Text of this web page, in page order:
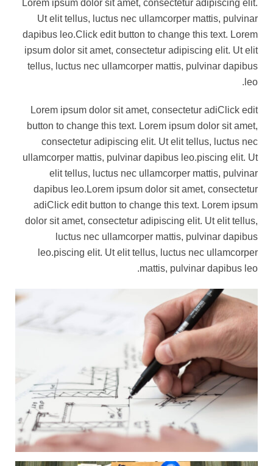
Lorem ipsum dolor sit amet, consectetur adipiscing elit.
Ut elit tellus, luctus nec ullamcorper mattis, pulvinar
dapibus leo.Click edit button to change this text. Lorem
ipsum dolor sit amet, consectetur adipiscing elit. Ut elit
tellus, luctus nec ullamcorper mattis, pulvinar dapibus
leo.
Lorem ipsum dolor sit amet, consectetur adiClick edit
button to change this text. Lorem ipsum dolor sit amet,
consectetur adipiscing elit. Ut elit tellus, luctus nec
ullamcorper mattis, pulvinar dapibus leo.piscing elit. Ut
elit tellus, luctus nec ullamcorper mattis, pulvinar
dapibus leo.Lorem ipsum dolor sit amet, consectetur
adiClick edit button to change this text. Lorem ipsum
dolor sit amet, consectetur adipiscing elit. Ut elit tellus,
luctus nec ullamcorper mattis, pulvinar dapibus
leo.piscing elit. Ut elit tellus, luctus nec ullamcorper
mattis, pulvinar dapibus leo.